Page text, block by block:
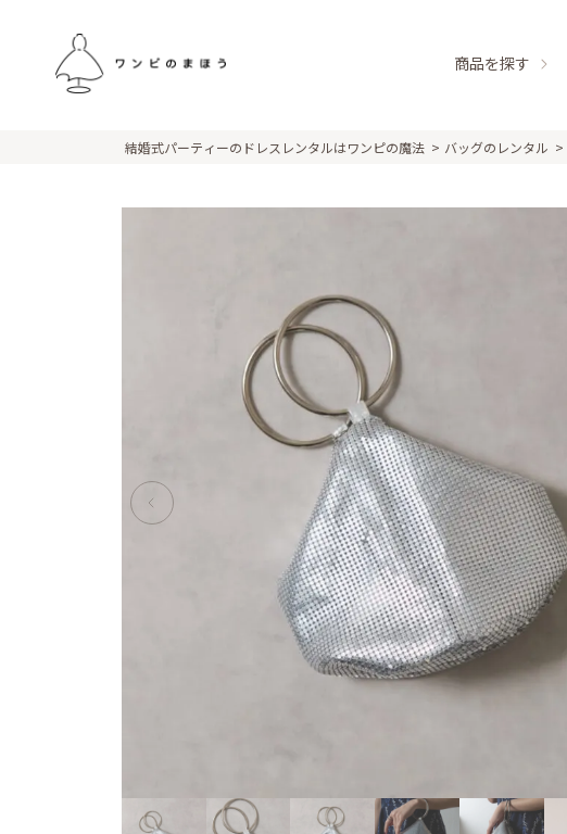
商品を探す
結婚式パーティーのドレスレンタルはワンピの魔法 バッグのレンタル